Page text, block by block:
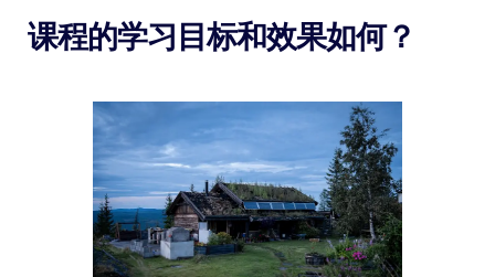
课程的学习目标和效果如何？